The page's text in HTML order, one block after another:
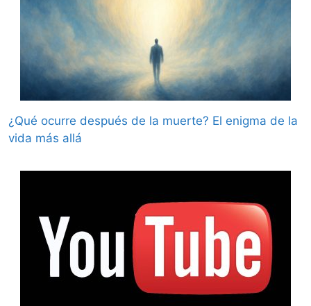
¿Qué ocurre después de la muerte? El enigma de la
vida más allá